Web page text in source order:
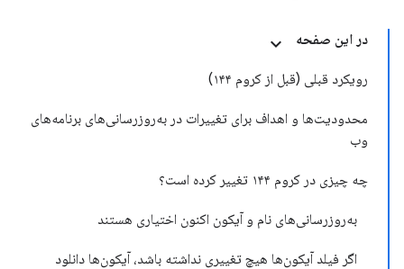
در این صفحه
رویکرد قبلی (قبل از کروم ۱۴۴)
محدودیت‌ها و اهداف برای تغییرات در به‌روزرسانی‌های برنامه‌های
وب
چه چیزی در کروم ۱۴۴ تغییر کرده است؟
به‌روزرسانی‌های نام و آیکون اکنون اختیاری هستند
اگر فیلد آیکون‌ها هیچ تغییری نداشته باشد، آیکون‌ها دانلود